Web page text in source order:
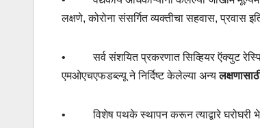
लक्षणे,कोरोना संसर्गित व्यक्तीचा सहवास,प्रवास
•सर्व संशयित प्रकरणात सिव्हियर ऍक्युट
एमओएचएफडब्ल्यू ने निर्दिष्ट केलेल्या अन्य
•विशेष पथके स्थापन करून त्याद्वारे घरोघरी